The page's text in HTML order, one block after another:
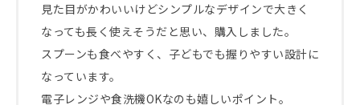
見た目がかわいいけどシンプルなデザインで大きく
なっても長く使えそうだと思い、購入しました。
スプーンも食べやすく、子どもでも握りやすい設計に
なっています。
電子レンジや食洗機OKなのも嬉しいポイント。